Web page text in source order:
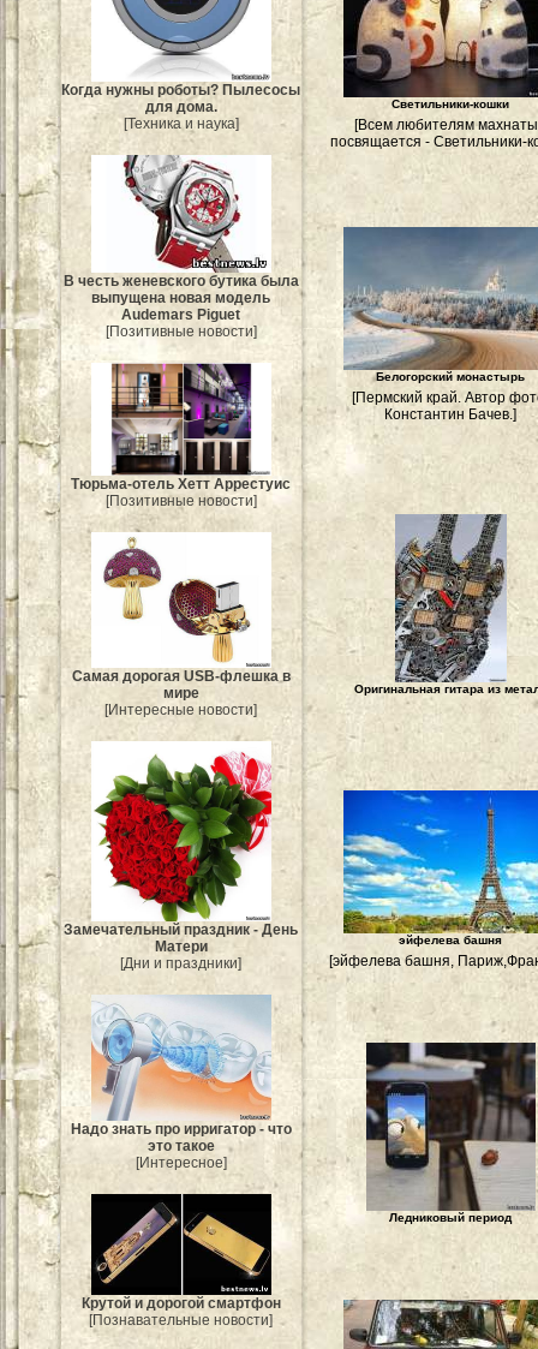
Когда нужны роботы? Пылесосы
для дома.
[Техника и наука]
В честь женевского бутика была
выпущена новая модель
Audemars Piguet
[Позитивные новости]
Тюрьма-отель Хетт Аррестуис
[Позитивные новости]
Самая дорогая USB-флешка в
мире
[Интересные новости]
Замечательный праздник - День
Матери
[Дни и праздники]
Надо знать про ирригатор - что
это такое
[Интересное]
Крутой и дорогой смартфон
[Познавательные новости]
Светильники-кошки
[Всем любителям
посвящается - Светильники-
Белогорский монастырь
[Пермский край. Автор
Константин Бачев.]
Оригинальная гитара из
эйфелева башня
[эйфелева башня,
Ледниковый период